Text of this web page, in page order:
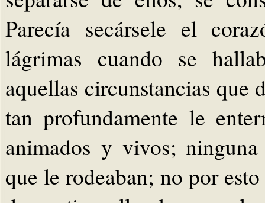
Parecía secársele el
lágrimas cuando se
aquellas circunstancias que
tan profundamente le
animados y vivos;
que le rodeaban; no por